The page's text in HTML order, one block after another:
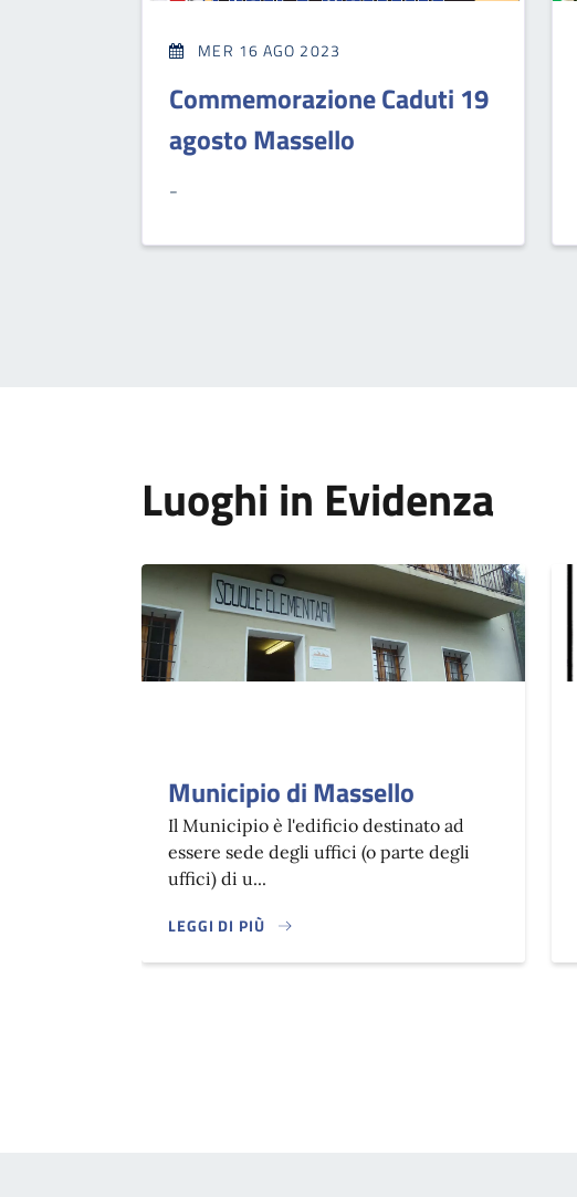
MER 16 AGO 2023
Commemorazione Caduti 19
agosto Massello
-
Luoghi in Evidenza
Municipio di Massello
Il Municipio è l'edificio destinato ad
essere sede degli uffici (o parte degli
uffici) di u...
LEGGI DI PIÙ